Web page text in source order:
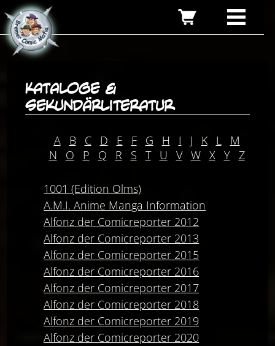
Kataloge &
Sekundärliteratur
A B C D E F G H I J K L
M
N
O P Q R S T U V W X Y Z
1001 (Edition Olms)
A.M.I. Anime Manga Information
Alfonz der Comicreporter 2012
Alfonz der Comicreporter 2013
Alfonz der Comicreporter 2015
Alfonz der Comicreporter 2016
Alfonz der Comicreporter 2017
Alfonz der Comicreporter 2018
Alfonz der Comicreporter 2019
Alfonz der Comicreporter 2020